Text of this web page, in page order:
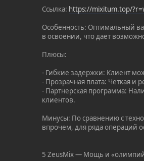
Ссылка: https://mixitum.top/
Особенность: Оптимальный
в освоении, что дает
Плюсы:
- Гибкие задержки: Клиент
- Прозрачная плата: Четкая и
- Партнерская программа:
клиентов.
Минусы: По сравнению с
впрочем, для ряда операций
5 ZeusMix — Мощь и